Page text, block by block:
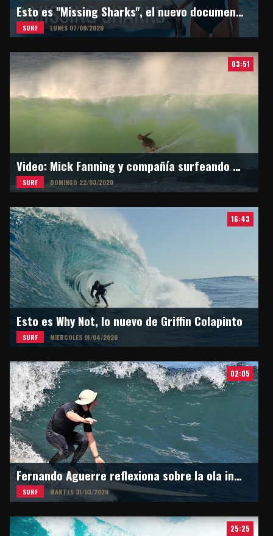
Esto es "Missing Sharks", el nuevo documental de Martina Alvarez
SURF LUNES 07/09/2020
03:51
Video: Mick Fanning y compañía surfeando en Snapper Rocks
SURF DOMINGO 22/03/2020
16:43
Esto es Why Not, lo nuevo de Griffin Colapinto
SURF MIERCOLES 01/04/2020
02:05
Fernando Aguerre reflexiona sobre la ola inesperada
SURF MARTES 31/03/2020
25:25